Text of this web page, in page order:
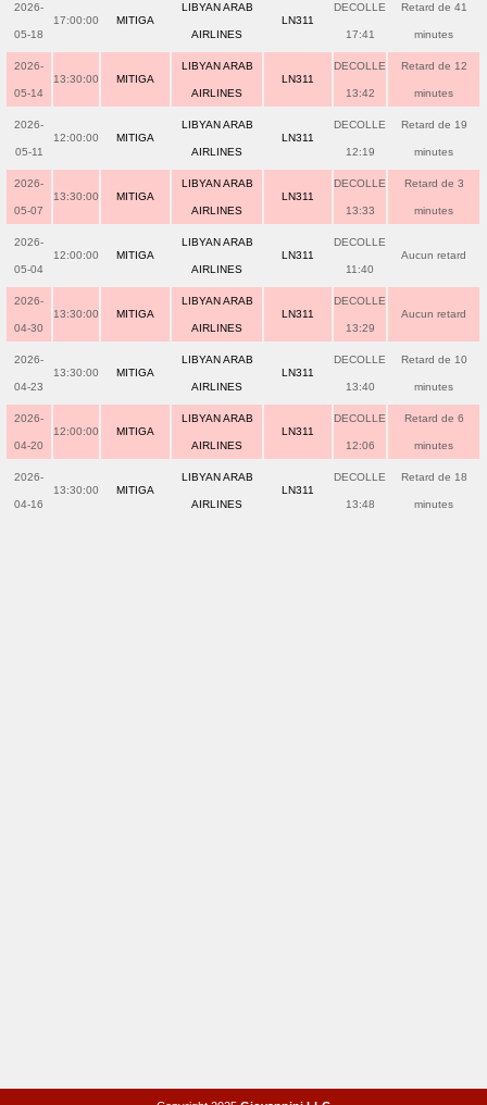
2026-
05-18
17:00:00 MITIGA
LIBYAN ARAB
AIRLINES
LN311
DECOLLE
17:41
Retard de 41
minutes
2026-
05-14
13:30:00 MITIGA
LIBYAN ARAB
AIRLINES
LN311
DECOLLE
13:42
Retard de 12
minutes
2026-
05-11
12:00:00 MITIGA
LIBYAN ARAB
AIRLINES
LN311
DECOLLE
12:19
Retard de 19
minutes
2026-
05-07
13:30:00 MITIGA
LIBYAN ARAB
AIRLINES
LN311
DECOLLE
13:33
Retard de 3
minutes
2026-
05-04
12:00:00 MITIGA
LIBYAN ARAB
AIRLINES
LN311
DECOLLE
11:40
Aucun retard
2026-
04-30
13:30:00 MITIGA
LIBYAN ARAB
AIRLINES
LN311
DECOLLE
13:29
Aucun retard
2026-
04-23
13:30:00 MITIGA
LIBYAN ARAB
AIRLINES
LN311
DECOLLE
13:40
Retard de 10
minutes
2026-
04-20
12:00:00 MITIGA
LIBYAN ARAB
AIRLINES
LN311
DECOLLE
12:06
Retard de 6
minutes
2026-
04-16
13:30:00 MITIGA
LIBYAN ARAB
AIRLINES
LN311
DECOLLE
13:48
Retard de 18
minutes